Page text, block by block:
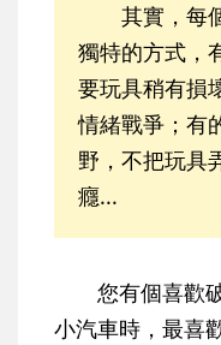
其實，每個
獨特的方式，
要玩具稍有損
情緒戰爭；有
野，不把玩具
癮...
您有個喜歡破
小汽車時，最喜